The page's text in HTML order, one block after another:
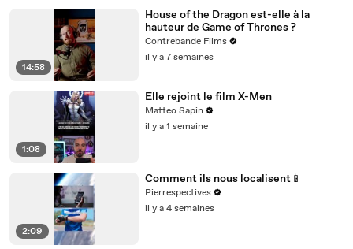
14:58
House of the Dragon est-elle à la
hauteur de Game of Thrones ?
Contrebande Films
il y a 7 semaines
1:08
Elle rejoint le film X-Men
Matteo Sapin
il y a 1 semaine
2:09
Comment ils nous localisent📱
Pierrespectives
il y a 4 semaines